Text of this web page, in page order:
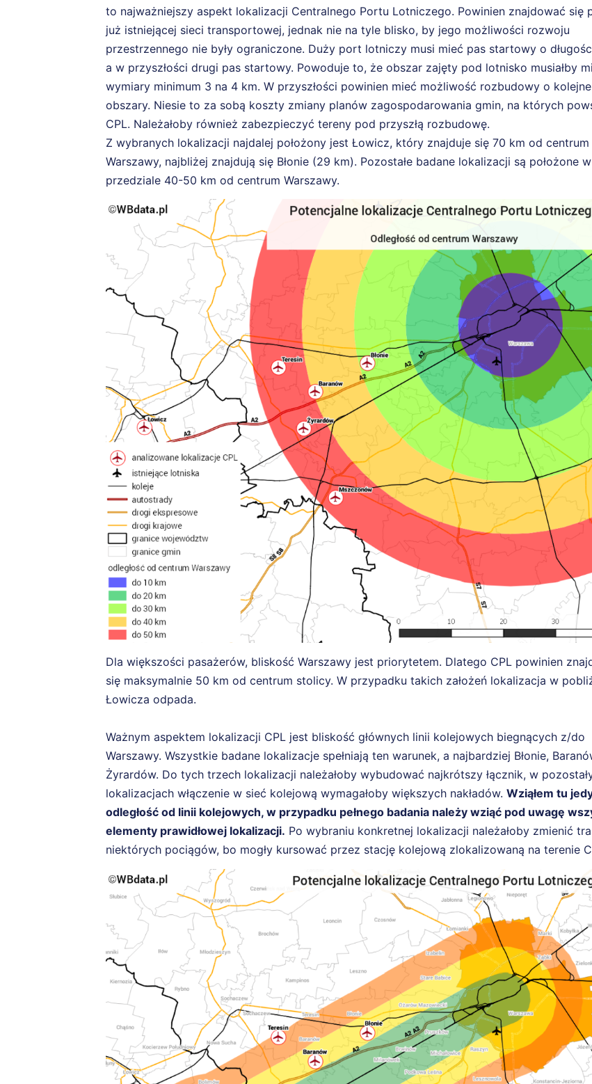
to najważniejszy aspekt lokalizacji Centralnego Portu Lotniczego. Powinien znajdować się
już istniejącej sieci transportowej, jednak nie na tyle blisko, by jego możliwości rozwoju
przestrzennego nie były ograniczone. Duży port lotniczy musi mieć pas startowy o
a w przyszłości drugi pas startowy. Powoduje to, że obszar zajęty pod lotnisko musiałby
wymiary minimum 3 na 4 km. W przyszłości powinien mieć możliwość rozbudowy o kolejne
obszary. Niesie to za sobą koszty zmiany planów zagospodarowania gmin, na których
CPL. Należałoby również zabezpieczyć tereny pod przyszłą rozbudowę.
Z wybranych lokalizacji najdalej położony jest Łowicz, który znajduje się 70 km od centrum
Warszawy, najbliżej znajdują się Błonie (29 km). Pozostałe badane lokalizacji są położone w
przedziale 40-50 km od centrum Warszawy.
Dla większości pasażerów, bliskość Warszawy jest priorytetem. Dlatego CPL powinien
się maksymalnie 50 km od centrum stolicy. W przypadku takich założeń lokalizacja w
Łowicza odpada.
Ważnym aspektem lokalizacji CPL jest bliskość głównych linii kolejowych biegnących z/do
Warszawy. Wszystkie badane lokalizacje spełniają ten warunek, a najbardziej Błonie,
Żyrardów. Do tych trzech lokalizacji należałoby wybudować najkrótszy łącznik, w
lokalizacjach włączenie w sieć kolejową wymagałoby większych nakładów. Wziąłem tu
odległość od linii kolejowych, w przypadku pełnego badania należy wziąć pod uwagę
elementy prawidłowej lokalizacji. Po wybraniu konkretnej lokalizacji należałoby zmienić
niektórych pociągów, bo mogły kursować przez stację kolejową zlokalizowaną na terenie